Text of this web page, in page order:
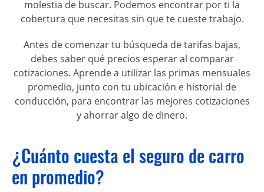
molestia de buscar. Podemos encontrar por ti la
cobertura que necesitas sin que te cueste trabajo.
Antes de comenzar tu búsqueda de tarifas bajas,
debes saber qué precios esperar al comparar
cotizaciones. Aprende a utilizar las primas mensuales
promedio, junto con tu ubicación e historial de
conducción, para encontrar las mejores cotizaciones
y ahorrar algo de dinero.
¿Cuánto cuesta el seguro de carro
en promedio?